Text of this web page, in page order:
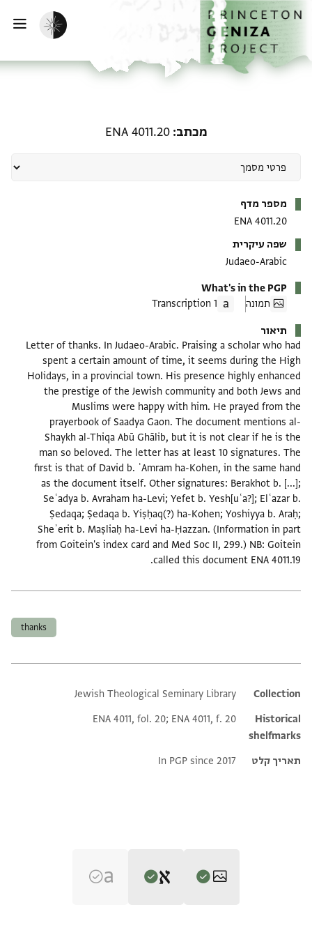
לתוכןהבית
הפעלת מצב כהה
מכתב ENA 4011.20
מספר מדף
ENA 4011.20
שפה עיקרית
Judaeo-Arabic
What's in the PGP
תמונה
1 Transcription
תיאור
Letter of thanks. In Judaeo-Arabic. Praising a scholar who had
spent a certain amount of time, it seems during the High
Holidays, in a provincial town. His presence highly enhanced
the prestige of the Jewish community and both Jews and
Muslims were happy with him. He prayed from the
prayerbook of Saadya Gaon. The document mentions al-
Shaykh al-Thiqa Abū Ghālib, but it is not clear if he is the
man so beloved. The letter has at least 10 signatures. The
first is that of David b. ʿAmram ha-Kohen, in the same hand
as the document itself. Other signatures: Berakhot b. [...];
Seʿadya b. Avraham ha-Levi; Yefet b. Yesh[uʿa?]; Elʿazar b.
Ṣedaqa; Ṣedaqa b. Yiṣḥaq(?) ha-Kohen; Yoshiyya b. Araḥ;
Sheʾerit b. Maṣliaḥ ha-Levi ha-Ḥazzan. (Information in part
from Goitein's index card and Med Soc II, 299.) NB: Goitein
called this document ENA 4011.19.
thanks
Additional metadata
Collection
Jewish Theological Seminary Library
Historical
shelfmarks
ENA 4011, fol. 20; ENA 4011, f. 20
תאריך קלט In PGP since 2017